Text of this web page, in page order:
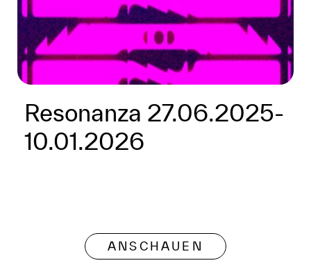
Resonanza 27.06.2025-
10.01.2026
ANSCHAUEN